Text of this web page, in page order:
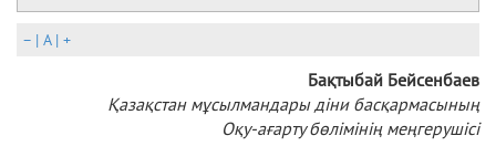
– | A| +
Бақтыбай Бейсенбаев
Қазақстан мұсылмандары діни басқармасының
Оқу-ағарту бөлімінің меңгерушісі